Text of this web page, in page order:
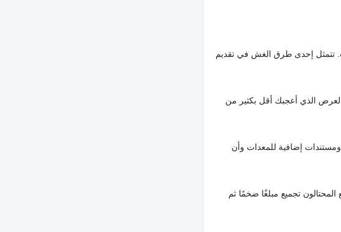
تتمثل إحدى طرق الغش في تقديم
الذي أعجبك أقل بكثير من
إضافية للمعدات وأن
تجميع مبلغًا ضخمًا ثم